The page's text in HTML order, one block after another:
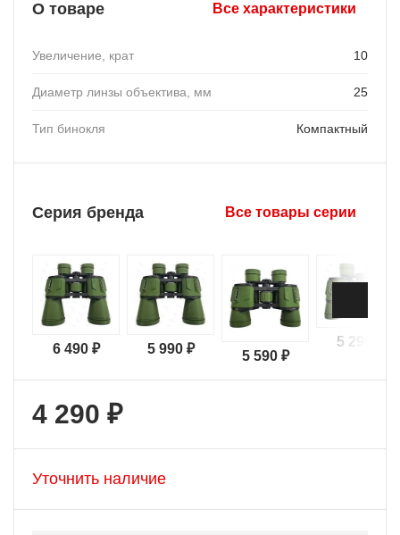
О товаре Все характеристики
Увеличение, крат 10
Диаметр линзы объектива, мм 25
Тип бинокля Компактный
Серия бренда Все товары серии
6 490 ₽ 5 990 ₽ 5 590 ₽
5 290 ₽
4 290 ₽
Уточнить наличие